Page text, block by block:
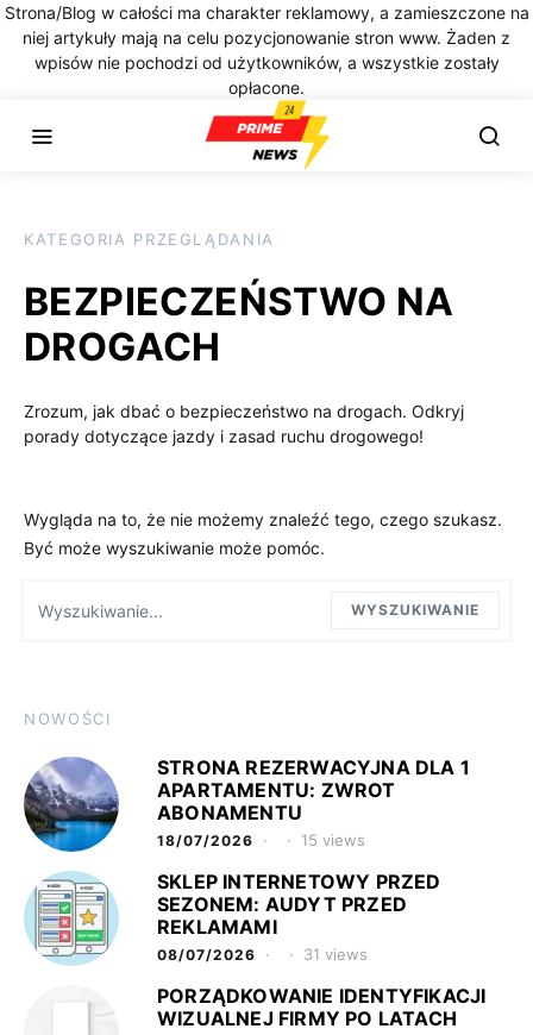
Strona/Blog w całości ma charakter reklamowy, a zamieszczone na
niej artykuły mają na celu pozycjonowanie stron www. Żaden z
wpisów nie pochodzi od użytkowników, a wszystkie zostały
opłacone.
KATEGORIA PRZEGLĄDANIA
BEZPIECZEŃSTWO NA
DROGACH
Zrozum, jak dbać o bezpieczeństwo na drogach. Odkryj
porady dotyczące jazdy i zasad ruchu drogowego!
Wygląda na to, że nie możemy znaleźć tego, czego szukasz.
Być może wyszukiwanie może pomóc.
WYSZUKIWANIE
NOWOŚCI
STRONA REZERWACYJNA DLA 1
APARTAMENTU: ZWROT
ABONAMENTU
18/07/2026 15 views
SKLEP INTERNETOWY PRZED
SEZONEM: AUDYT PRZED
REKLAMAMI
08/07/2026 31 views
PORZĄDKOWANIE IDENTYFIKACJI
WIZUALNEJ FIRMY PO LATACH